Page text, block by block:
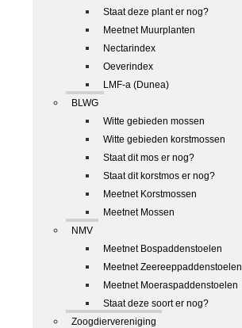
Staat deze plant er nog?
Meetnet Muurplanten
Nectarindex
Oeverindex
LMF-a (Dunea)
BLWG
Witte gebieden mossen
Witte gebieden korstmossen
Staat dit mos er nog?
Staat dit korstmos er nog?
Meetnet Korstmossen
Meetnet Mossen
NMV
Meetnet Bospaddenstoelen
Meetnet Zeereeppaddenstoelen
Meetnet Moeraspaddenstoelen
Staat deze soort er nog?
Zoogdiervereniging